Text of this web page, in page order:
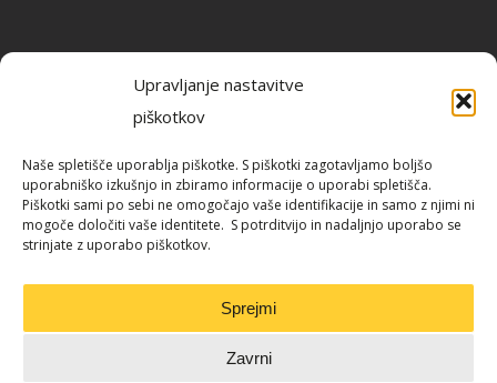
Upravljanje nastavitve
piškotkov
Naše spletišče uporablja piškotke. S piškotki zagotavljamo boljšo
uporabniško izkušnjo in zbiramo informacije o uporabi spletišča.
Piškotki sami po sebi ne omogočajo vaše identifikacije in samo z njimi ni
mogoče določiti vaše identitete. S potrditvijo in nadaljnjo uporabo se
strinjate z uporabo piškotkov.
Sprejmi
Zavrni
Slovenije
Blog / REUS